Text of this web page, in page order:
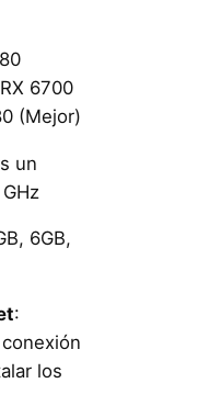
6700
(Mejor)
un
6GB,
:
los